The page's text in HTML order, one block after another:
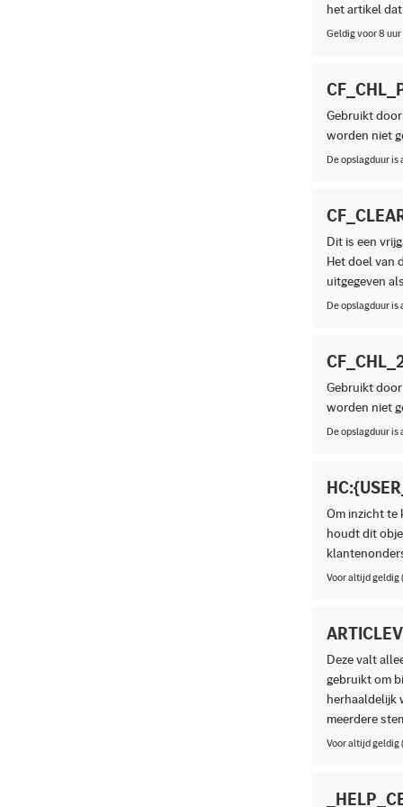
het artikel
Geldig voor 8 uur
Gebruikt
worden niet
De opslagduur
Dit is een
Het doel van
uitgegeven
De opslagduur
Gebruikt
worden niet
De opslagduur
Om inzicht te
houdt dit
Voor altijd geldig
Deze valt
gebruikt om
herhaaldelijk
meerdere
Voor altijd geldig